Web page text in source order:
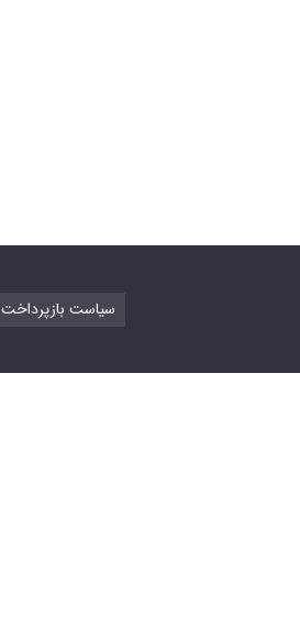
Refund Policy سیاست بازپرداخت